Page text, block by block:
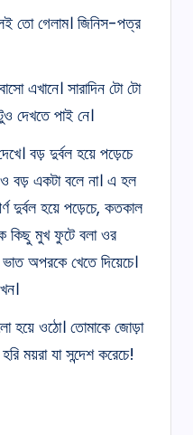
তো গেলাম। জিনিস-পত্র
এখানে। সারাদিন টো টো
দেখতে পাই নে।
বড় দুর্বল হয়ে পড়েচে
ও বড় একটা বলে না। এ হল
দুর্বল হয়ে পড়েচে, কতকাল
কিছু মুখ ফুটে বলা ওর
অপরকে খেতে দিয়েচে।
হয়ে ওঠো। তোমাকে জোড়া
ময়রা যা সন্দেশ করেচে!